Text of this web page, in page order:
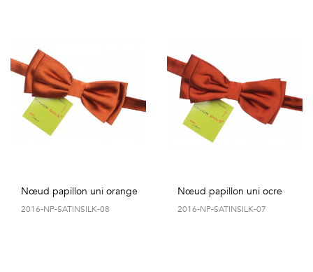
Nœud papillon uni orange
2016-NP-SATINSILK-08
Nœud papillon uni ocre
2016-NP-SATINSILK-07